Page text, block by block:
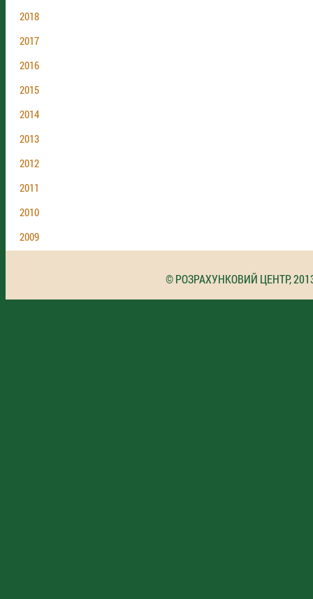
2018
2017
2016
2015
2014
2013
2012
2011
2010
2009
© РОЗРАХУНКОВИЙ ЦЕНТР,